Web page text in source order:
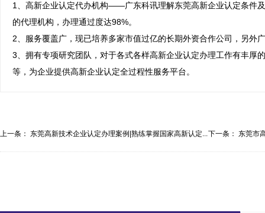
1、高新企业认定代办机构——广东科讯理解东莞高新企业认定条件
的代理机构，办理通过度达98%。
2、服务覆盖广，现已培养多家市值过亿的长期外资合作公司，另外
3、拥有专项研究团队，对于各式各样高新企业认定办理工作有丰厚
等，为企业提供高新企业认定全过程性服务平台。
上一条： 东莞高新技术企业认定办理案例|熟练掌握国家高新认定...下一条： 东莞市